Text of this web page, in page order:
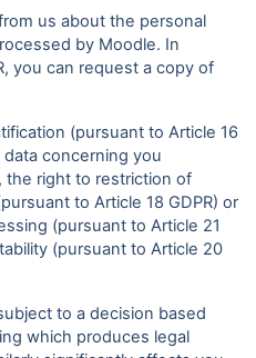
us about the personal
by Moodle. In
you can request a copy of
(pursuant to Article 16
data concerning you
the right to restriction of
to Article 18 GDPR) or
(pursuant to Article 21
(pursuant to Article 20
to a decision based
which produces legal